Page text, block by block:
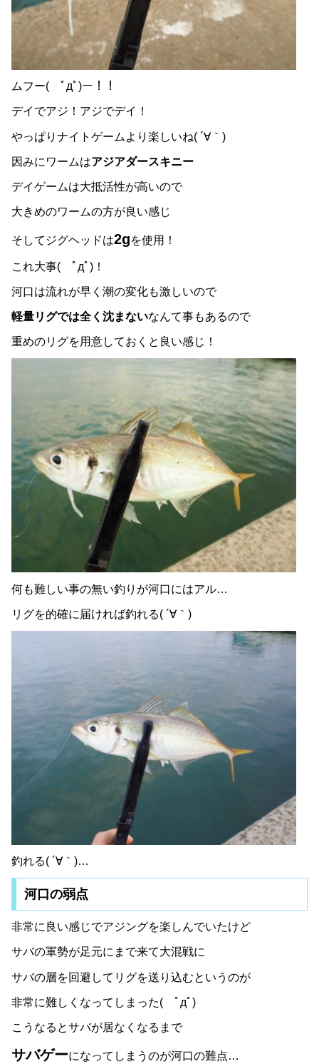
ムフー( ﾟдﾟ)ー！！
デイでアジ！アジでデイ！
やっぱりナイトゲームより楽しいね( ´∀｀)
因みにワームはアジアダースキニー
デイゲームは大抵活性が高いので
大きめのワームの方が良い感じ
そしてジグヘッドは2gを使用！
これ大事( ﾟдﾟ)！
河口は流れが早く潮の変化も激しいので
軽量リグでは全く沈まないなんて事もあるので
重めのリグを用意しておくと良い感じ！
何も難しい事の無い釣りが河口にはアル…
リグを的確に届ければ釣れる( ´∀｀)
釣れる( ´∀｀)…
河口の弱点
非常に良い感じでアジングを楽しんでいたけど
サバの軍勢が足元にまで来て大混戦に
サバの層を回避してリグを送り込むというのが
非常に難しくなってしまった( ﾟдﾟ)
こうなるとサバが居なくなるまで
サバゲーになってしまうのが河口の難点…